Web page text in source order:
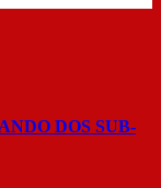
DOS SUB-